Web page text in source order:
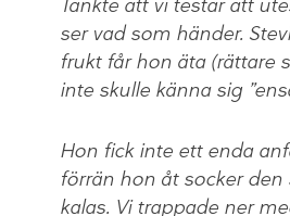
Tänkte att vi testar att
ser vad som händer.
frukt får hon äta (rättare
inte skulle känna sig
Hon fick inte ett enda
förrän hon åt socker
kalas. Vi trappade ner